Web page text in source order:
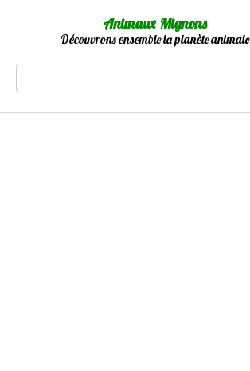
Animaux Mignons
Découvrons ensemble la planète animale